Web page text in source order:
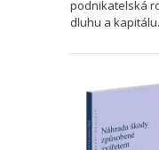
podnikatelská
dluhu a